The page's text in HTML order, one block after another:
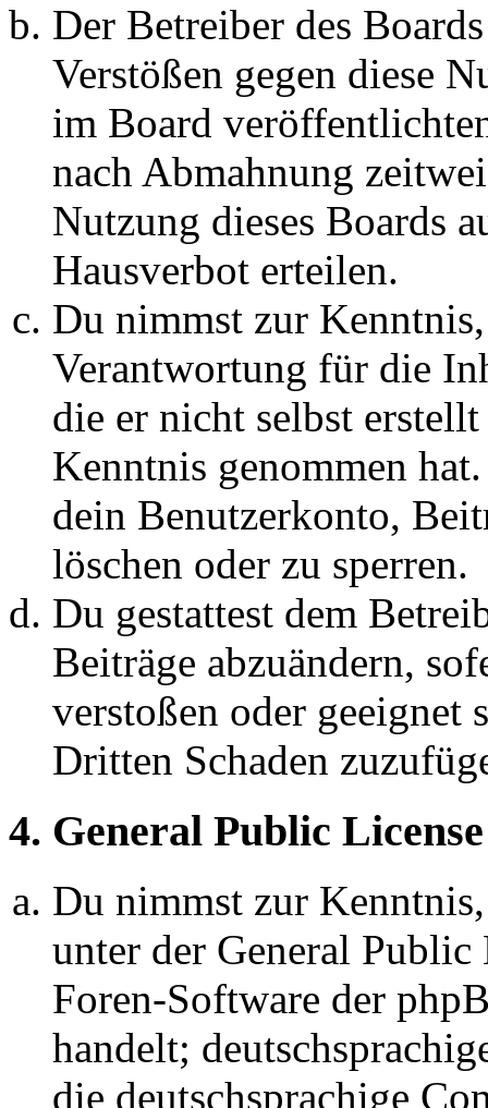
Der Betreiber des
Verstößen gegen diese
im Board
nach Abmahnung
Nutzung dieses Boards
Hausverbot erteilen.
Du nimmst zur
Verantwortung für die
die er nicht selbst
Kenntnis genommen
dein Benutzerkonto,
löschen oder zu sperren.
Du gestattest dem
Beiträge abzuändern,
verstoßen oder geeignet
Dritten Schaden
4. General Public License
Du nimmst zur
unter der General
Foren-Software der
handelt;
die deutschsprachige